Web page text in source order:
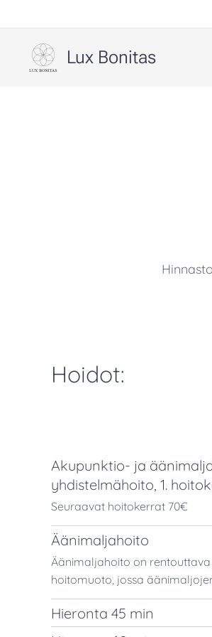
Lux Bonitas
Hoidot:
Akupunktio- ja
yhdistelmähoito, 1.
Seuraavat hoitokerrat 70€
Äänimaljahoito
Äänimaljahoito on
hoitomuoto, jossa
Hieronta 45 min